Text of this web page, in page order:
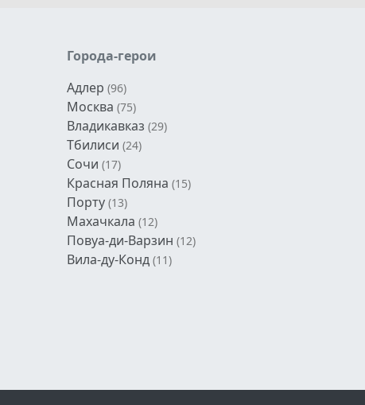
Города-герои
Адлер (96)
Москва (75)
Владикавказ (29)
Тбилиси (24)
Сочи (17)
Красная Поляна (15)
Порту (13)
Махачкала (12)
Повуа-ди-Варзин (12)
Вила-ду-Конд (11)